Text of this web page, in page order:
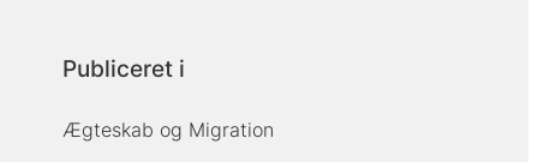
Publiceret i
Ægteskab og Migration